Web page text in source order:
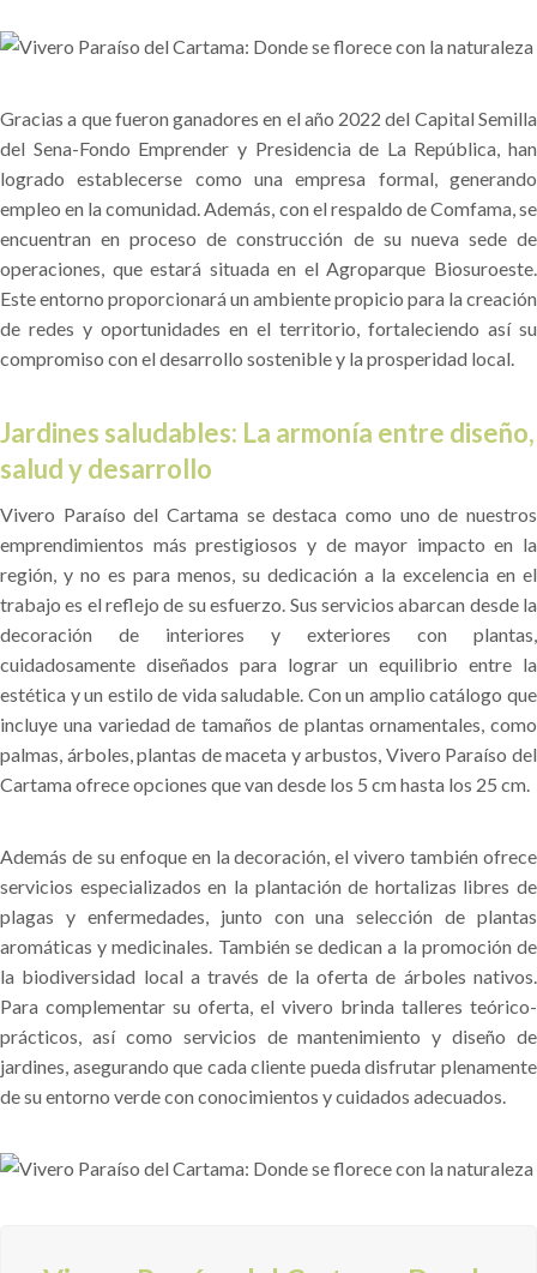
Gracias a que fueron ganadores en el año 2022 del Capital Semilla
del Sena-Fondo Emprender y Presidencia de La República, han
logrado establecerse como una empresa formal, generando
empleo en la comunidad. Además, con el respaldo de Comfama, se
encuentran en proceso de construcción de su nueva sede de
operaciones, que estará situada en el Agroparque Biosuroeste.
Este entorno proporcionará un ambiente propicio para la creación
de redes y oportunidades en el territorio, fortaleciendo así su
compromiso con el desarrollo sostenible y la prosperidad local.
Jardines saludables: La armonía entre diseño,
salud y desarrollo
Vivero Paraíso del Cartama se destaca como uno de nuestros
emprendimientos más prestigiosos y de mayor impacto en la
región, y no es para menos, su dedicación a la excelencia en el
trabajo es el reflejo de su esfuerzo. Sus servicios abarcan desde la
decoración de interiores y exteriores con plantas,
cuidadosamente diseñados para lograr un equilibrio entre la
estética y un estilo de vida saludable. Con un amplio catálogo que
incluye una variedad de tamaños de plantas ornamentales, como
palmas, árboles, plantas de maceta y arbustos, Vivero Paraíso del
Cartama ofrece opciones que van desde los 5 cm hasta los 25 cm.
Además de su enfoque en la decoración, el vivero también ofrece
servicios especializados en la plantación de hortalizas libres de
plagas y enfermedades, junto con una selección de plantas
aromáticas y medicinales. También se dedican a la promoción de
la biodiversidad local a través de la oferta de árboles nativos.
Para complementar su oferta, el vivero brinda talleres teórico-
prácticos, así como servicios de mantenimiento y diseño de
jardines, asegurando que cada cliente pueda disfrutar plenamente
de su entorno verde con conocimientos y cuidados adecuados.